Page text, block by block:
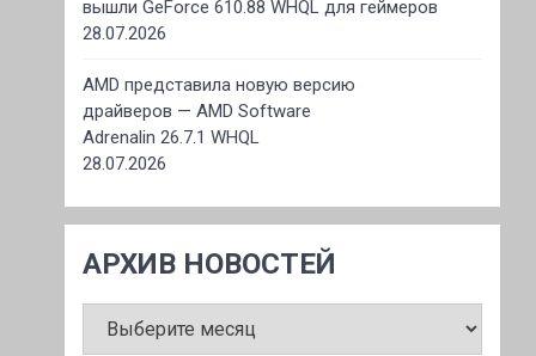
вышли GeForce 610.88 WHQL для геймеров
28.07.2026
AMD представила новую версию
драйверов — AMD Software
Adrenalin 26.7.1 WHQL
28.07.2026
АРХИВ НОВОСТЕЙ
НОВОСТЕЙ